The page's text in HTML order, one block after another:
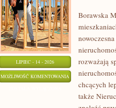
LIPIEC - 14 - 2026
MOŻLIWOŚĆ KOMENTOWANIA INWESTOWANIE
NIERUCHOMOŚCI
Borawska
rozważają
chcących
także